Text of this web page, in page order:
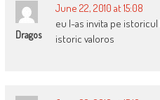
Dragos
June 22, 2010 at 15:08
eu l-as invita pe istoricul
istoric valoros